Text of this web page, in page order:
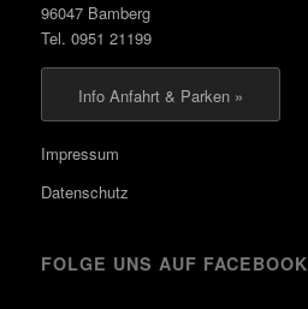
96047 Bamberg
Tel. 0951 21199
Info Anfahrt & Parken »
Impressum
Datenschutz
FOLGE UNS AUF FACEBOOK